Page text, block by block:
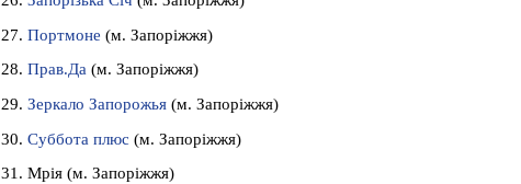
27. Портмоне (м. Запоріжжя)
28. Прав.Да (м. Запоріжжя)
29. Зеркало Запорожья (м. Запоріжжя)
30. Суббота плюс (м. Запоріжжя)
31. Мрія (м. Запоріжжя)